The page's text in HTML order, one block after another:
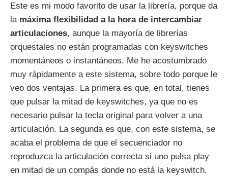
Este es mi modo favorito de usar la librería, porque da
lamáxima flexibilidad a la hora de intercambiar
articulaciones, aunque la mayoría de librerías
orquestales no están programadas con keyswitches
momentáneos o instantáneos. Me he acostumbrado
muy rápidamente a este sistema, sobre todo porque le
veo dos ventajas. La primera es que, en total, tienes
que pulsar la mitad de keyswitches, ya que no es
necesario pulsar la tecla original para volver a una
articulación. La segunda es que, con este sistema, se
acaba el problema de que el secuenciador no
reproduzca la articulación correcta si uno pulsa play
en mitad de un compás donde no está la keyswitch.